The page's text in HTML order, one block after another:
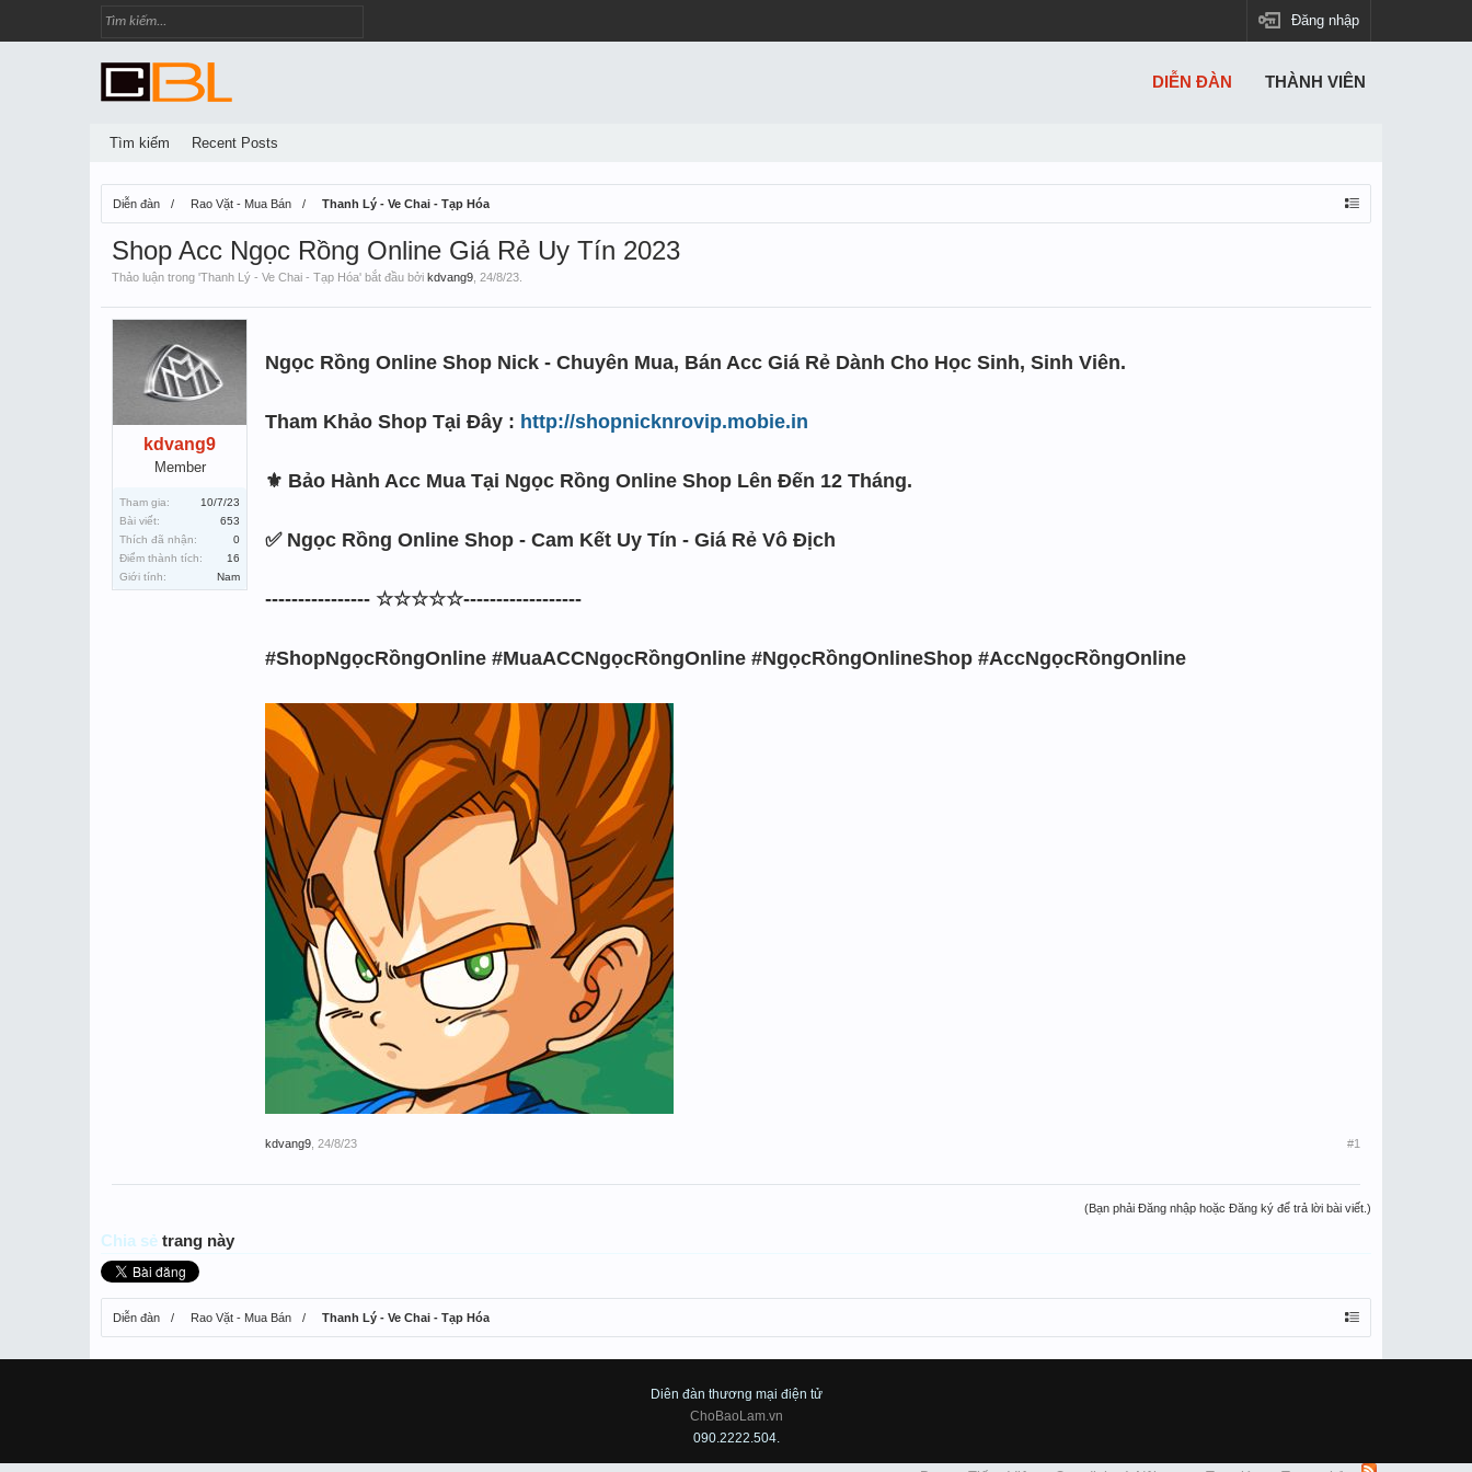
Đăng nhập
Diễn đàn Rao Vặt - Mua Bán Thanh Lý - Ve Chai - Tạp Hóa
Shop Acc Ngọc Rồng Online Giá Rẻ Uy Tín 2023
Thảo luận trong 'Thanh Lý - Ve Chai - Tạp Hóa' bắt đầu bởi kdvang9 24/8/23
kdvang9
Member
Tham gia:
10/7/23
Bài viết:
653
Thích đã nhận:
0
Điểm thành tích:
16
Giới tính:
Nam
Ngọc Rồng Online Shop Nick - Chuyên Mua, Bán Acc Giá Rẻ Dành Cho Học Sinh, Sinh Viên.
Tham Khảo Shop Tại Đây : http://shopnicknrovip.mobie.in
⚜️ Bảo Hành Acc Mua Tại Ngọc Rồng Online Shop Lên Đến 12 Tháng.
✅ Ngọc Rồng Online Shop - Cam Kết Uy Tín - Giá Rẻ Vô Địch
---------------- ☆☆☆☆☆------------------
#ShopNgọcRồngOnline #MuaACCNgọcRồngOnline #NgọcRồngOnlineShop #AccNgọcRồngOnline
kdvang9 24/8/23 #1
(Bạn phải Đăng nhập hoặc Đăng ký để trả lời bài viết.)
Chia sẻ trang này
Diễn đàn Rao Vặt - Mua Bán Thanh Lý - Ve Chai - Tạp Hóa
DIỄN ĐÀN
Tìm kiếm Recent Posts
THÀNH VIÊN
Diên đàn thương mại điện tử
ChoBaoLam.vn
090.2222.504.